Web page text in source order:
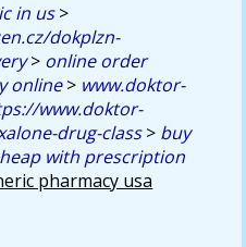
in us>
dokplzn-
> online order
online> www.doktor-
www.doktor-
drug-class> buy
with prescription
pharmacy usa